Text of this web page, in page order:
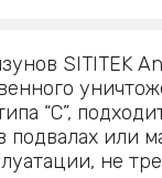
SITITEK
“С”,
подвалах или
не